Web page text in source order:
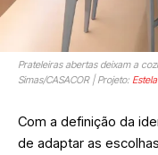
Prateleiras abertas deixam a
Simas/CASACOR | Projeto:
Com a definição da
de adaptar as